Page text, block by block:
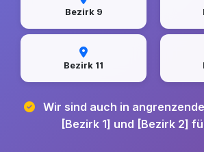
Bezirk 9
Bezirk 11
Wir sind auch in
[Bezirk 1] und [Bezirk 2]